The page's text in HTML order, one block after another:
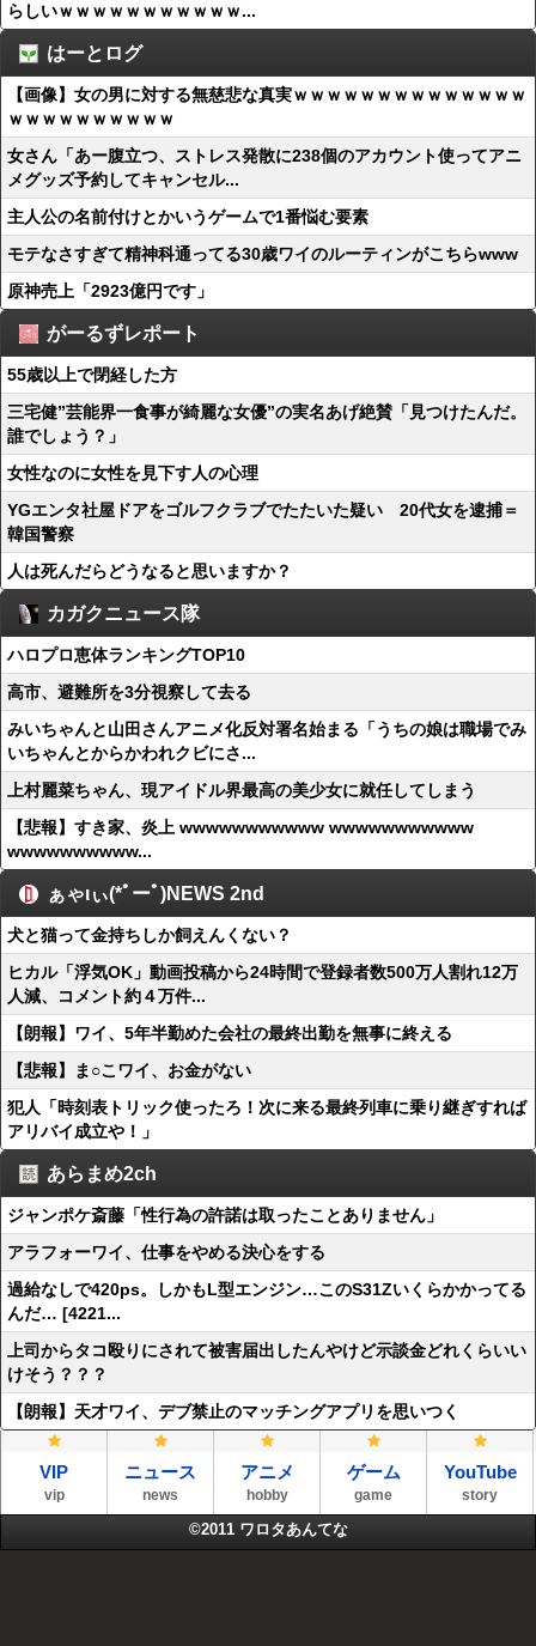
らしいｗｗｗｗｗｗｗｗｗｗｗ...
はーとログ
【画像】女の男に対する無慈悲な真実ｗｗｗｗｗｗｗｗｗｗｗｗｗｗ
ｗｗｗｗｗｗｗｗｗｗ
女さん「あー腹立つ、ストレス発散に238個のアカウント使ってアニ
メグッズ予約してキャンセル...
主人公の名前付けとかいうゲームで1番悩む要素
モテなさすぎて精神科通ってる30歳ワイのルーティンがこちらwww
原神売上「2923億円です」
がーるずレポート
55歳以上で閉経した方
三宅健”芸能界一食事が綺麗な女優”の実名あげ絶賛「見つけたんだ。
誰でしょう？」
女性なのに女性を見下す人の心理
YGエンタ社屋ドアをゴルフクラブでたたいた疑い 20代女を逮捕＝
韓国警察
人は死んだらどうなると思いますか？
カガクニュース隊
ハロプロ恵体ランキングTOP10
高市、避難所を3分視察して去る
みいちゃんと山田さんアニメ化反対署名始まる「うちの娘は職場でみ
いちゃんとからかわれクビにさ...
上村麗菜ちゃん、現アイドル界最高の美少女に就任してしまう
【悲報】すき家、炎上 wwwwwwwwwww wwwwwwwwwww
wwwwwwwwww...
ぁゃιぃ(*ﾟーﾟ)NEWS 2nd
犬と猫って金持ちしか飼えんくない？
ヒカル「浮気OK」動画投稿から24時間で登録者数500万人割れ12万
人減、コメント約４万件...
【朗報】ワイ、5年半勤めた会社の最終出勤を無事に終える
【悲報】ま○こワイ、お金がない
犯人「時刻表トリック使ったろ！次に来る最終列車に乗り継ぎすれば
アリバイ成立や！」
あらまめ2ch
ジャンポケ斎藤「性行為の許諾は取ったことありません」
アラフォーワイ、仕事をやめる決心をする
過給なしで420ps。しかもL型エンジン…このS31Zいくらかかってる
んだ… [4221...
上司からタコ殴りにされて被害届出したんやけど示談金どれくらいい
けそう？？？
【朗報】天才ワイ、デブ禁止のマッチングアプリを思いつく
VIP
vip
ニュース
news
アニメ
hobby
ゲーム
game
YouTube
story
©2011 ワロタあんてな